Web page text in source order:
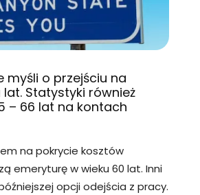
o przejściu na
Statystyki również
– 66 lat na kontach
na pokrycie kosztów
emeryturę w wieku 60 lat. Inni
opcji odejścia z pracy.